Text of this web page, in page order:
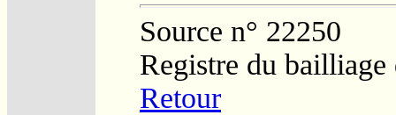
Source n° 22250
Registre du bailliage
Retour